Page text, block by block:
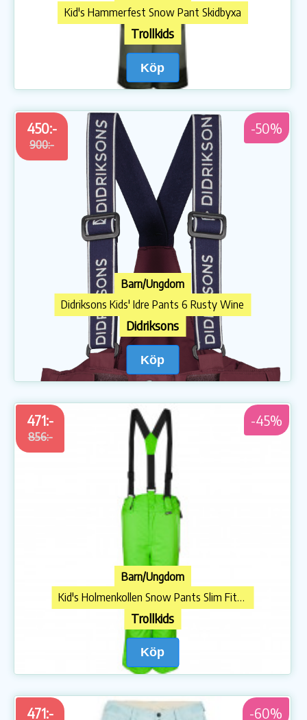
Kid's Hammerfest Snow Pant Skidbyxa
Trollkids
Köp
450:-
900:-
-50%
Barn/Ungdom
Didriksons Kids' Idre Pants 6 Rusty Wine
Didriksons
Köp
471:-
856:-
-45%
Barn/Ungdom
Kid's Holmenkollen Snow Pants Slim Fit Skidbyxa
Trollkids
Köp
471:- -60%